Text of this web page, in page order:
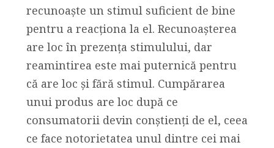
recunoaște un stimul suficient de bine
pentru a reacționa la el. Recunoașterea
are loc în prezența stimulului, dar
reamintirea este mai puternică pentru
că are loc și fără stimul. Cumpărarea
unui produs are loc după ce
consumatorii devin conștienți de el, ceea
ce face notorietatea unul dintre cei mai